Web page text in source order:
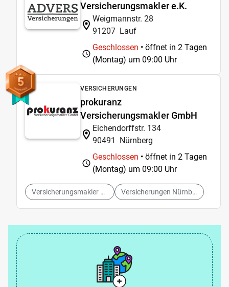
Versicherungsmakler e.K.
Weigmannstr. 28
91207 Lauf
Geschlossen • öffnet in 2 Tagen
(Montag) um 09:00 Uhr
5 VERSICHERUNGEN
prokuranz
Versicherungsmakler GmbH
Eichendorffstr. 134
90491
Nürnberg
Geschlossen • öffnet in 2 Tagen
(Montag) um 09:00 Uhr
Versicherungsmakler Nürnberg Versicherungen Nürnberg